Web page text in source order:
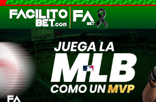
Inicio
Apuestas
Cuentas